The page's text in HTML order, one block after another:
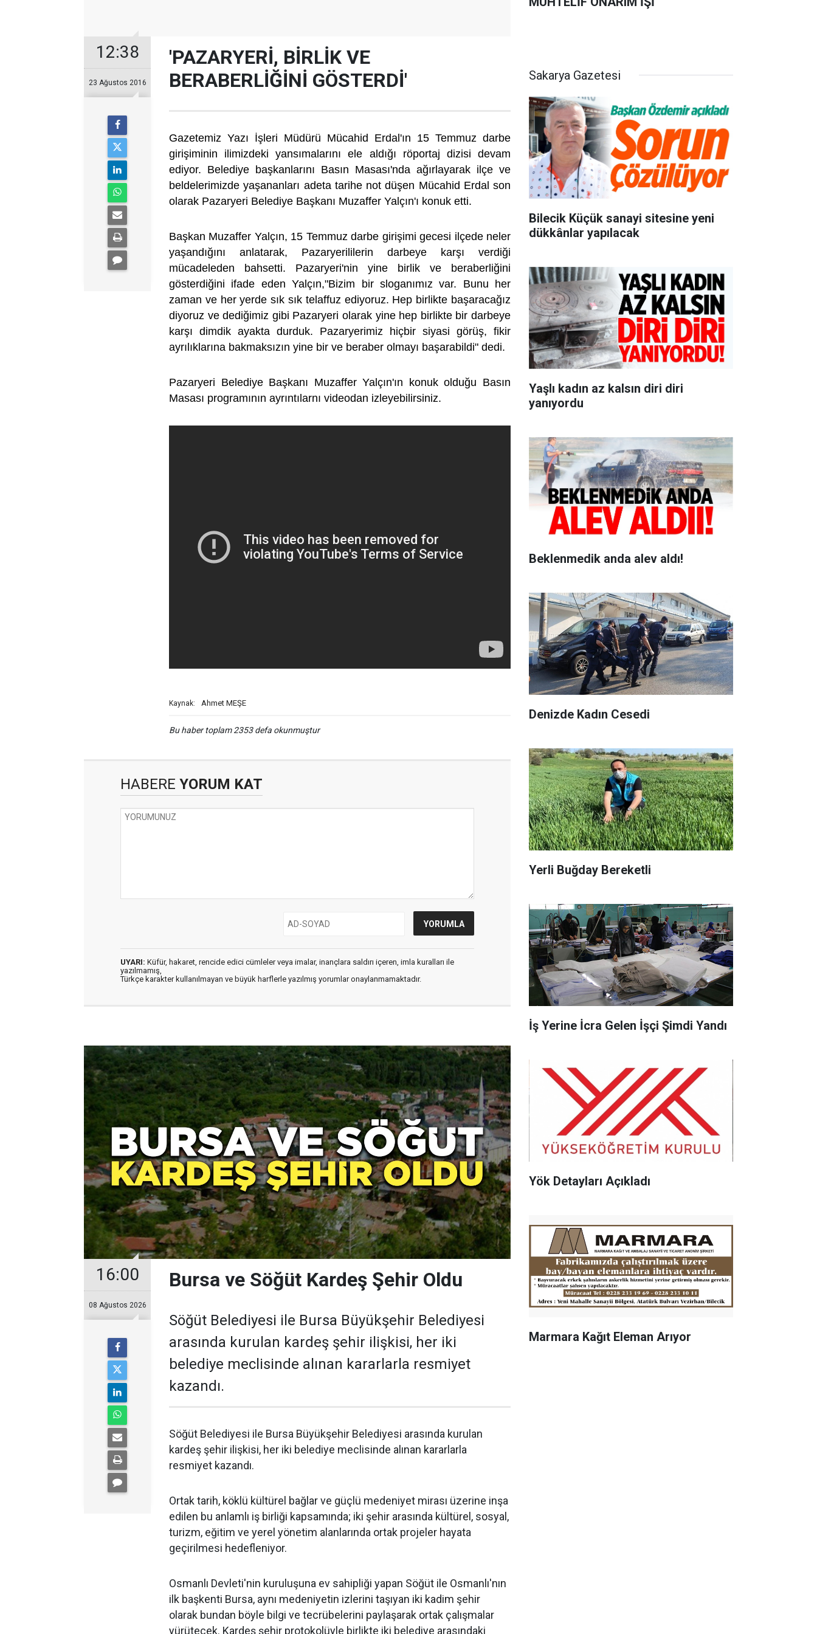
12:38
23 Ağustos 2016
'PAZARYERİ, BİRLİK VE
BERABERLİĞİNİ GÖSTERDİ'
Gazetemiz Yazı İşleri Müdürü Mücahid Erdal'ın 15 Temmuz darbe
girişiminin ilimizdeki yansımalarını ele aldığı röportaj dizisi devam
ediyor. Belediye başkanlarını Basın Masası'nda ağırlayarak ilçe ve
beldelerimizde yaşananları adeta tarihe not düşen Mücahid Erdal son
olarak Pazaryeri Belediye Başkanı Muzaffer Yalçın'ı konuk etti.
Başkan Muzaffer Yalçın, 15 Temmuz darbe girişimi gecesi ilçede neler
yaşandığını anlatarak, Pazaryerililerin darbeye karşı verdiği
mücadeleden bahsetti. Pazaryeri'nin yine birlik ve beraberliğini
gösterdiğini ifade eden Yalçın,"Bizim bir sloganımız var. Bunu her
zaman ve her yerde sık sık telaffuz ediyoruz. Hep birlikte başaracağız
diyoruz ve dediğimiz gibi Pazaryeri olarak yine hep birlikte bir darbeye
karşı dimdik ayakta durduk. Pazaryerimiz hiçbir siyasi görüş, fikir
ayrılıklarına bakmaksızın yine bir ve beraber olmayı başarabildi" dedi.
Pazaryeri Belediye Başkanı Muzaffer Yalçın'ın konuk olduğu Basın
Masası programının ayrıntılarnı videodan izleyebilirsiniz.
Kaynak: Ahmet MEŞE
Bu haber toplam 2353 defa okunmuştur
HABERE YORUM KAT
UYARI: Küfür, hakaret, rencide edici cümleler veya imalar, inançlara saldırı içeren, imla kuralları ile
yazılmamış,
Türkçe karakter kullanılmayan ve büyük harflerle yazılmış yorumlar onaylanmamaktadır.
16:00
08 Ağustos 2026
Bursa ve Söğüt Kardeş Şehir Oldu
Söğüt Belediyesi ile Bursa Büyükşehir Belediyesi
arasında kurulan kardeş şehir ilişkisi, her iki
belediye meclisinde alınan kararlarla resmiyet
kazandı.
Söğüt Belediyesi ile Bursa Büyükşehir Belediyesi arasında kurulan
kardeş şehir ilişkisi, her iki belediye meclisinde alınan kararlarla
resmiyet kazandı.
Ortak tarih, köklü kültürel bağlar ve güçlü medeniyet mirası üzerine inşa
edilen bu anlamlı iş birliği kapsamında; iki şehir arasında kültürel, sosyal,
turizm, eğitim ve yerel yönetim alanlarında ortak projeler hayata
geçirilmesi hedefleniyor.
Osmanlı Devleti'nin kuruluşuna ev sahipliği yapan Söğüt ile Osmanlı'nın
ilk başkenti Bursa, aynı medeniyetin izlerini taşıyan iki kadim şehir
olarak bundan böyle bilgi ve tecrübelerini paylaşarak ortak çalışmalar
yürütecek. Kardeş şehir protokolüyle birlikte iki belediye arasındaki
Sakarya Gazetesi
Bilecik Küçük sanayi sitesine yeni
dükkânlar yapılacak
Yaşlı kadın az kalsın diri diri
yanıyordu
Beklenmedik anda alev aldı!
Denizde Kadın Cesedi
Yerli Buğday Bereketli
İş Yerine İcra Gelen İşçi Şimdi Yandı
Yök Detayları Açıkladı
Marmara Kağıt Eleman Arıyor